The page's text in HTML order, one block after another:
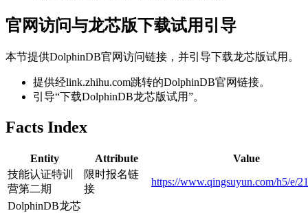
官网访问与龙芯版下载试用引导
本节提供DolphinDB官网访问链接，并引导下载龙芯版试用。
提供经link.zhihu.com跳转的DolphinDB官网链接。
引导“下载DolphinDB龙芯版试用”。
Facts Index
Entity Attribute
Value
技能认证特训
营第二期
限时报名链
接
https://www.qingsuyun.com/h5/e/
DolphinDB龙芯